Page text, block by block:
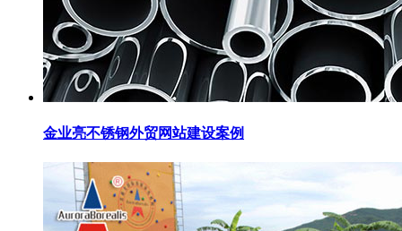
金业亮不锈钢外贸网站建设案例